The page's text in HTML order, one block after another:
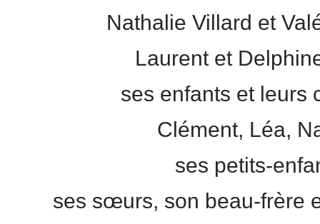
Nathalie Villard et
Laurent et
ses enfants et leurs
Clément, Léa,
ses petits-
ses sœurs, son beau-frère